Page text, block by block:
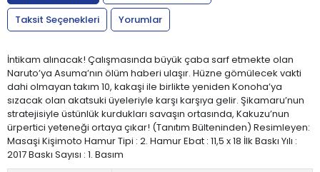
Taksit Seçenekleri
Yorumlar
İntikam alınacak! Çalışmasında büyük çaba sarf etmekte olan
Naruto’ya Asuma’nın ölüm haberi ulaşır. Hüzne gömülecek vakti
dahi olmayan takım 10, kakaşi ile birlikte yeniden Konoha’ya
sızacak olan akatsuki üyeleriyle karşı karşıya gelir. Şikamaru’nun
stratejisiyle üstünlük kurdukları savaşın ortasında, Kakuzu’nun
ürpertici yeteneği ortaya çıkar! (Tanıtım Bülteninden) Resimleyen:
Masaşi Kişimoto Hamur Tipi : 2. Hamur Ebat : 11,5 x 18 İlk Baskı Yılı :
2017 Baskı Sayısı : 1. Basım